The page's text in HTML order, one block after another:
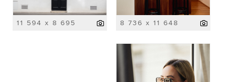
11 594 x 8 695 8 736 x 11 648